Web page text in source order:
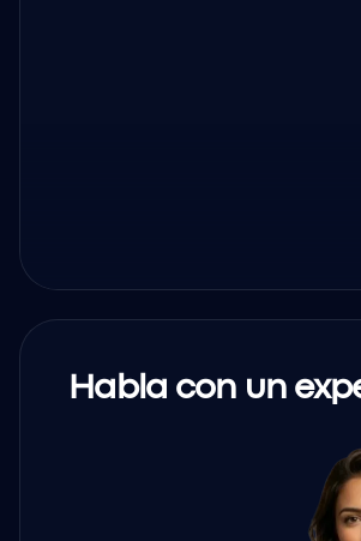
Habla con un